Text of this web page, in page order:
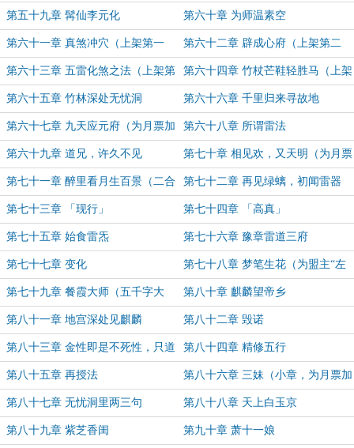
第五十九章 髯仙李元化 第六十章 为师温素空
第六十一章 真煞冲穴（上架第一
章，求首订，求月票！）
第六十二章 辟成心府（上架第二
章，求订阅求月票）
第六十三章 五雷化煞之法（上架第
三更，求订阅求月票！）
第六十四章 竹杖芒鞋轻胜马（上架
第四更，求订阅求月票！）
第六十五章 竹林深处无忧洞 第六十六章 千里归来寻故地
第六十七章 九天应元府（为月票加
更，第一更）
第六十八章 所谓雷法
第六十九章 道兄，许久不见 第七十章 相见欢，又天明（为月票
加更，加第二更）
第七十一章 醉里看月生百景（二合
一）
第七十二章 再见绿螭，初闻雷器
第七十三章 「现行」 第七十四章 「高真」
第七十五章 始食雷炁 第七十六章 豫章雷道三府
第七十七章 变化 第七十八章 梦笔生花（为盟主“左
仙齐天”加更，大章）
第七十九章 餐霞大师（五千字大
章）
第八十章 麒麟望帝乡
第八十一章 地宫深处见麒麟 第八十二章 毁诺
第八十三章 金性即是不死性，只道
尸仙是战仙（月中求月票！）
第八十四章 精修五行
第八十五章 再授法 第八十六章 三妹（小章，为月票加
更）
第八十七章 无忧洞里两三句 第八十八章 天上白玉京
第八十九章 紫芝香闺 第九十章 萧十一娘